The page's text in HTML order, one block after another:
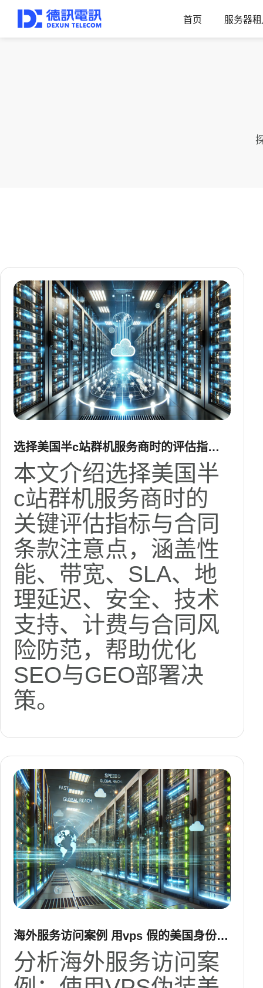
首页 服务器
选择美国半c站群机服务商时的评估指标
与合同条款注意
本文介绍选择美国半
c站群机服务商时的
关键评估指标与合同
条款注意点，涵盖性
能、带宽、SLA、地
理延迟、安全、技术
支持、计费与合同风
险防范，帮助优化
SEO与GEO部署决
策。
海外服务访问案例 用vps 假的美国身份解
锁内容的风险与收益
分析海外服务访问案